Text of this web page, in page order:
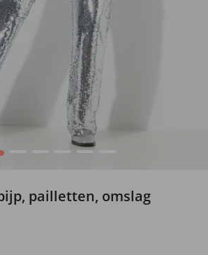
5
pailletten, omslag